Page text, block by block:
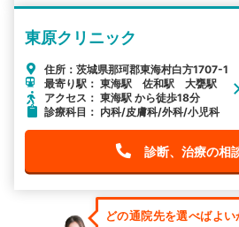
東原クリニック
住所：茨城県那珂郡東海村白方1707-1
最寄り駅： 東海駅 佐和駅 大甕駅
アクセス： 東海駅 から徒歩18分
診療科目： 内科/皮膚科/外科/小児科
診断、治療の相
どの通院先を選べばよ